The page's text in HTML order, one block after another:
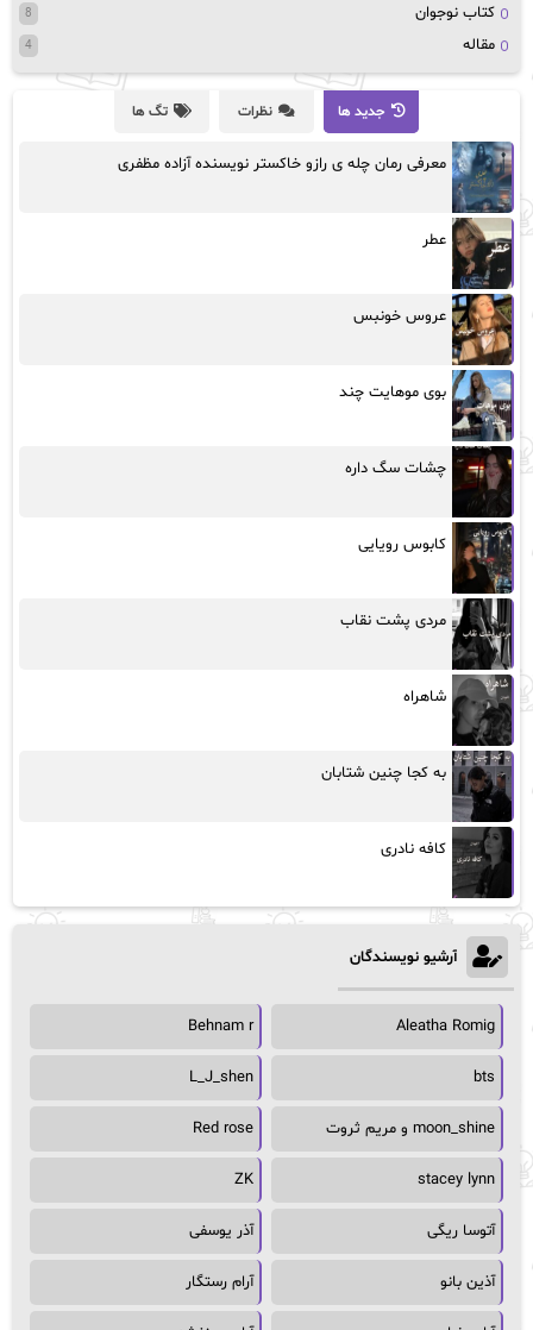
کتاب نوجوان 8
مقاله 4
جدید ها نظرات تگ ها
معرفی رمان چله ی رازو خاکستر نویسنده آزاده مظفری
عطر
عروس خونبس
بوی موهایت چند
چشات سگ داره
کابوس رویایی
مردی پشت نقاب
شاهراه
به کجا چنین شتابان
کافه نادری
آرشیو نویسندگان
Aleatha Romig
Behnam r
bts
L_J_shen
moon_shine و مریم ثروت Red rose
stacey lynn
ZK
آتوسا ریگی آذر یوسفی
آذین بانو آرام رستگار